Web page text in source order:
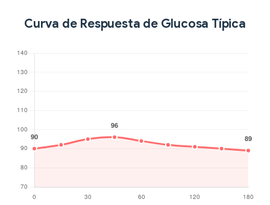
Curva de Respuesta de Glucosa Típica